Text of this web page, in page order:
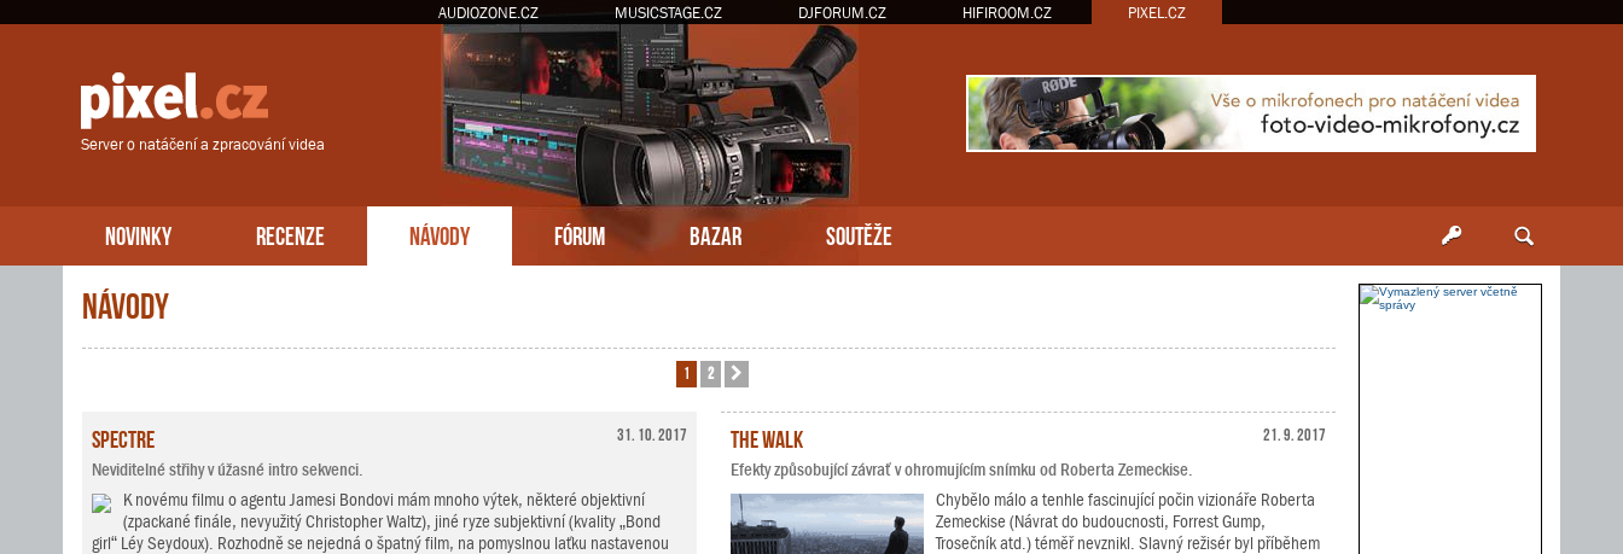
AUDIOZONE.CZ MUSICSTAGE.CZ DJFORUM.CZ HIFIROOM.CZ PIXEL.CZ
Server o natáčení a zpracování videa
NOVINKY RECENZE NÁVODY FÓRUM BAZAR SOUTĚŽE
Návody
1 2
31. 10. 2017
Spectre
Neviditelné střihy v úžasné intro sekvenci.
K novému filmu o agentu Jamesi Bondovi mám mnoho výtek, některé objektivní
(zpackané finále, nevyužitý Christopher Waltz), jiné ryze subjektivní (kvality „Bond
girl“ Léy Seydoux). Rozhodně se nejedná o špatný film, na pomyslnou laťku nastavenou
21. 9. 2017
The Walk
Efekty způsobující závrať v ohromujícím snímku od Roberta Zemeckise.
Chybělo málo a tenhle fascinující počin vizionáře Roberta
Zemeckise (Návrat do budoucnosti, Forrest Gump,
Trosečník atd.) téměř nevznikl. Slavný režisér byl příběhem